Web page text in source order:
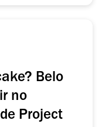
Belo
no
Project